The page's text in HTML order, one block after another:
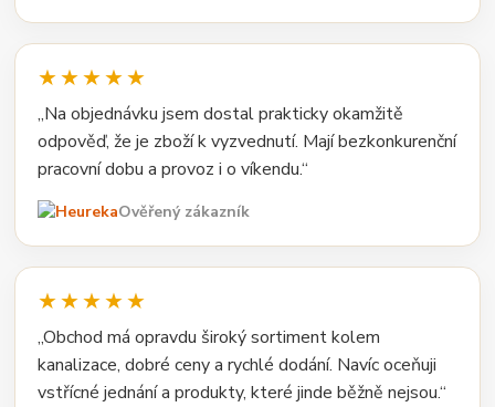
★★★★★
„Na objednávku jsem dostal prakticky okamžitě
odpověď, že je zboží k vyzvednutí. Mají bezkonkurenční
pracovní dobu a provoz i o víkendu.“
Ověřený zákazník
★★★★★
„Obchod má opravdu široký sortiment kolem
kanalizace, dobré ceny a rychlé dodání. Navíc oceňuji
vstřícné jednání a produkty, které jinde běžně nejsou.“